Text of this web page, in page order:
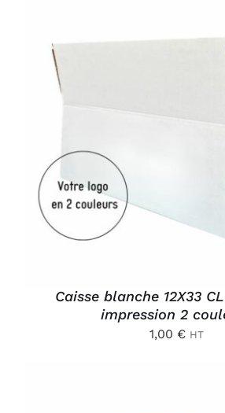
Caisse blanche 12X33
impression 2
1,00 € HT